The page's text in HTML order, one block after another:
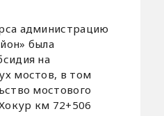
администрацию
была
на
мостов, в том
мостового
км 72+506